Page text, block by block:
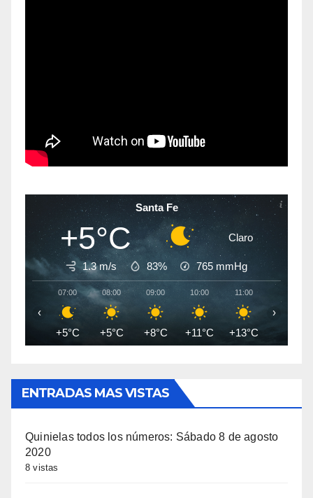
Santa Fe
+5°C Claro
1.3 m/s 83% 765 mmHg
07:00
+5°C
08:00
+5°C
09:00
+8°C
10:00
+11°C
11:00
+13°C +14°C
‹ ›
ENTRADAS MAS VISTAS
Quinielas todos los números: Sábado 8 de agosto
2020
8 vistas